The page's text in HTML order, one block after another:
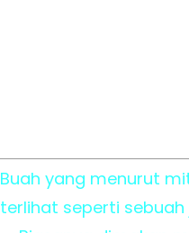
Buah yang menurut
terlihat seperti